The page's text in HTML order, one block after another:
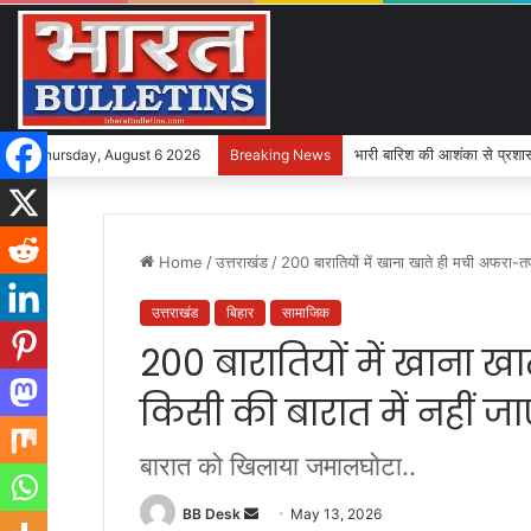
Thursday, August 6 2026 Breaking News भारी बारिश की आशंका से
Home /उत्तराखंड / 200 बारातियों में खाना खाते ही मची अफरा-
उत्तराखंड बिहार सामाजिक
200 बारातियों में खाना
किसी की बारात में नहीं
बारात को खिलाया जमालघोटा..
BB Desk May 13, 2026